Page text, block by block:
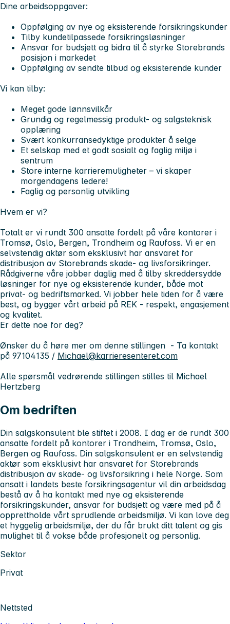
Dine arbeidsoppgaver:
Oppfølging av nye og eksisterende forsikringskunder
Tilby kundetilpassede forsikringsløsninger
Ansvar for budsjett og bidra til å styrke Storebrands
posisjon i markedet
Oppfølging av sendte tilbud og eksisterende kunder
Vi kan tilby:
Meget gode lønnsvilkår
Grundig og regelmessig produkt- og salgsteknisk
opplæring
Svært konkurransedyktige produkter å selge
Et selskap med et godt sosialt og faglig miljø i
sentrum
Store interne karrieremuligheter – vi skaper
morgendagens ledere!
Faglig og personlig utvikling
Hvem er vi?
Totalt er vi rundt 300 ansatte fordelt på våre kontorer i
Tromsø, Oslo, Bergen, Trondheim og Raufoss. Vi er en
selvstendig aktør som eksklusivt har ansvaret for
distribusjon av Storebrands skade- og livsforsikringer.
Rådgiverne våre jobber daglig med å tilby skreddersydde
løsninger for nye og eksisterende kunder, både mot
privat- og bedriftsmarked. Vi jobber hele tiden for å være
best, og bygger vårt arbeid på REK - respekt, engasjement
og kvalitet.
Er dette noe for deg?
Ønsker du å høre mer om denne stillingen - Ta kontakt
på 97104135 / Michael@karrieresenteret.com
Alle spørsmål vedrørende stillingen stilles til Michael
Hertzberg
Om bedriften
Din salgskonsulent ble stiftet i 2008. I dag er de rundt 300
ansatte fordelt på kontorer i Trondheim, Tromsø, Oslo,
Bergen og Raufoss. Din salgskonsulent er en selvstendig
aktør som eksklusivt har ansvaret for Storebrands
distribusjon av skade- og livsforsikring i hele Norge. Som
ansatt i landets beste forsikringsagentur vil din arbeidsdag
bestå av å ha kontakt med nye og eksisterende
forsikringskunder, ansvar for budsjett og være med på å
opprettholde vårt sprudlende arbeidsmiljø. Vi kan love deg
et hyggelig arbeidsmiljø, der du får brukt ditt talent og gis
mulighet til å vokse både profesjonelt og personlig.
Sektor
Privat
Nettsted